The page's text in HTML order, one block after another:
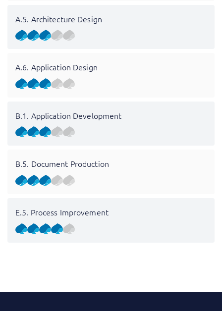
A.5. Architecture Design
A.6. Application Design
B.1. Application Development
B.5. Document Production
E.5. Process Improvement